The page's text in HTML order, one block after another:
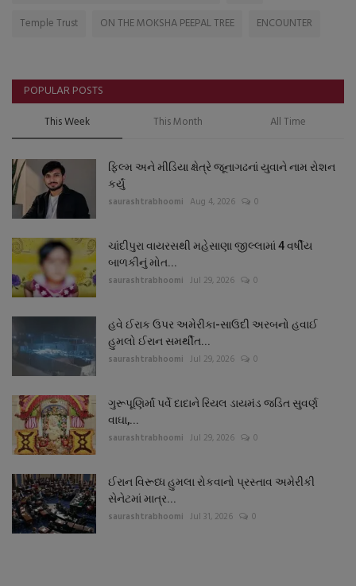
Temple Trust
ON THE MOKSHA PEEPAL TREE ENCOUNTER
POPULAR POSTS
This Week This Month All Time
ફિલ્મ અને મીડિયા ક્ષેત્રે જૂનાગઢનાં યુવાને નામ રોશન
કર્યું
saurashtrabhoomi Aug 4, 2026 0
ચાંદીપુરા વાયરસથી મહેસાણા જીલ્લામાં 4 વર્ષીય
બાળકીનું મોત...
saurashtrabhoomi Jul 29, 2026 0
હવે ઈરાક ઉપર અમેરીકા-સાઉદી અરબનો હવાઈ
હુમલો ઈરાન સમર્થીત...
saurashtrabhoomi Jul 29, 2026 0
ગુરૂપૂણિર્માં પર્વે દાદાને રિયલ ડાયમંડ જડિત સુવર્ણ
વાઘા,...
saurashtrabhoomi Jul 29, 2026 0
ઈરાન વિરૂધ્ધ હુમલા રોકવાનો પ્રસ્તાવ અમેરીકી
સેનેટમાં માત્ર...
saurashtrabhoomi Jul 31, 2026 0